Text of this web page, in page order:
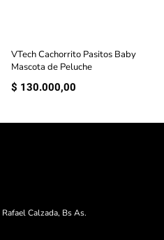
VTech Cachorrito Pasitos Baby
Mascota de Peluche
$ 130.000,00
Calzada, Bs As.